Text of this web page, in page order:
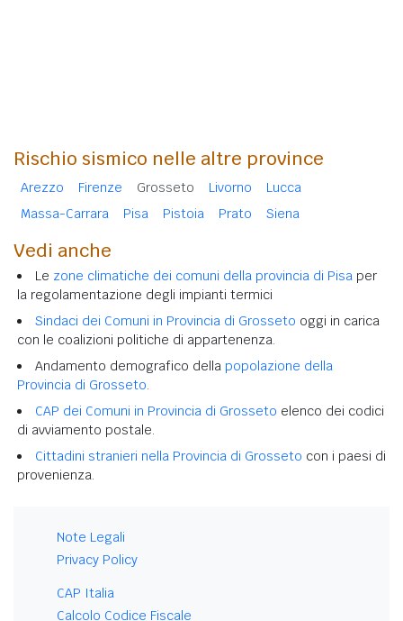
Rischio sismico nelle altre province
Arezzo Firenze Grosseto Livorno
Lucca
Massa-Carrara
Pisa Pistoia Prato Siena
Vedi anche
Le zone climatiche dei comuni della provincia di Pisa per
la regolamentazione degli impianti termici
Sindaci dei Comuni in Provincia di Grosseto oggi in carica
con le coalizioni politiche di appartenenza.
Andamento demografico della popolazione della
Provincia di Grosseto.
CAP dei Comuni in Provincia di Grosseto elenco dei codici
di avviamento postale.
Cittadini stranieri nella Provincia di Grosseto con i paesi di
provenienza.
Note Legali
Privacy Policy
CAP Italia
Calcolo Codice Fiscale